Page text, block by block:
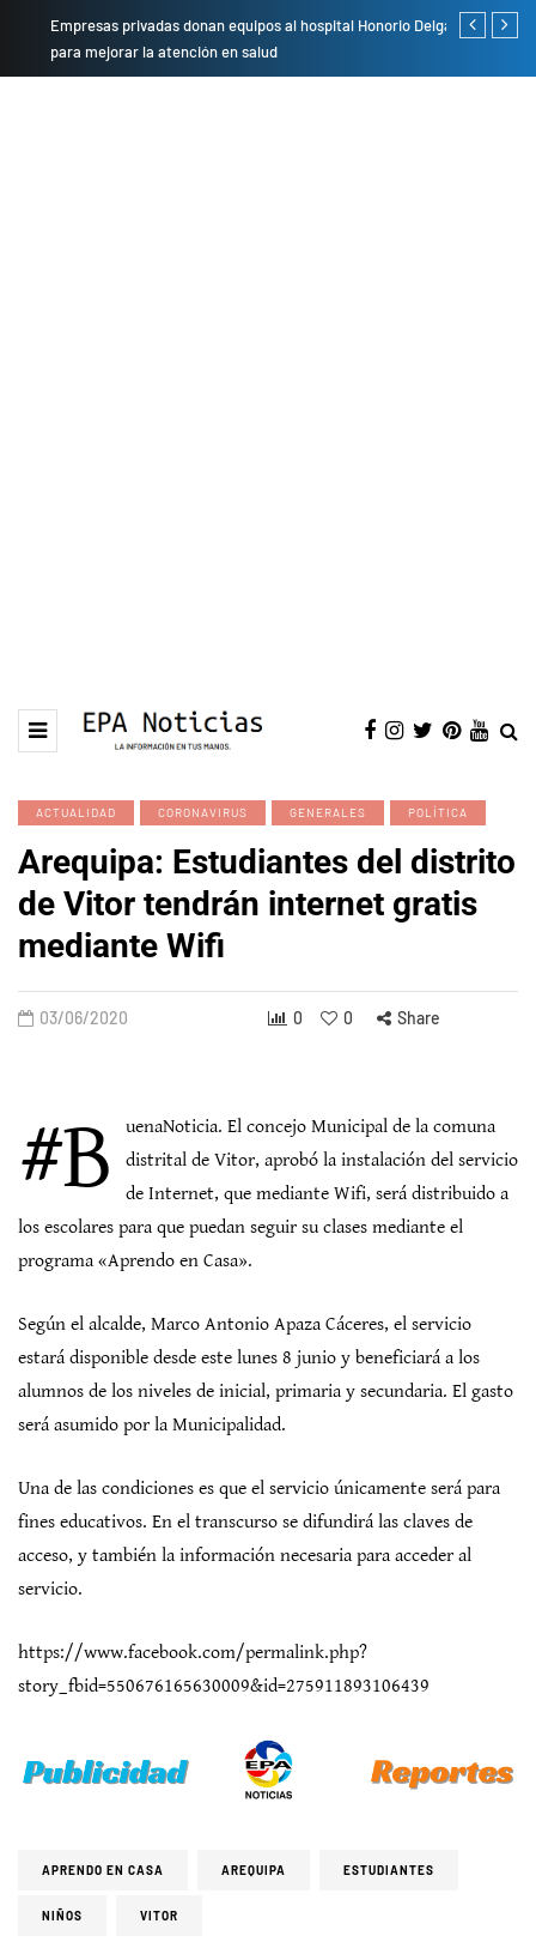
Empresas privadas donan equipos al hospital Honorio Delgado
para mejorar la atención en salud
Cambio de
ACTUALIDAD CORONAVIRUS GENERALES POLÍTICA
Arequipa: Estudiantes del distrito
de Vitor tendrán internet gratis
mediante Wifi
03/06/2020 0 0 Share
#B
uenaNoticia. El concejo Municipal de la comuna
distrital de Vitor, aprobó la instalación del servicio
de Internet, que mediante Wifi, será distribuido a
los escolares para que puedan seguir su clases mediante el
programa «Aprendo en Casa».
Según el alcalde, Marco Antonio Apaza Cáceres, el servicio
estará disponible desde este lunes 8 junio y beneficiará a los
alumnos de los niveles de inicial, primaria y secundaria. El gasto
será asumido por la Municipalidad.
Una de las condiciones es que el servicio únicamente será para
fines educativos. En el transcurso se difundirá las claves de
acceso, y también la información necesaria para acceder al
servicio.
https://www.facebook.com/permalink.php?
story_fbid=550676165630009&id=275911893106439
APRENDO EN CASA AREQUIPA ESTUDIANTES
NIÑOS VITOR